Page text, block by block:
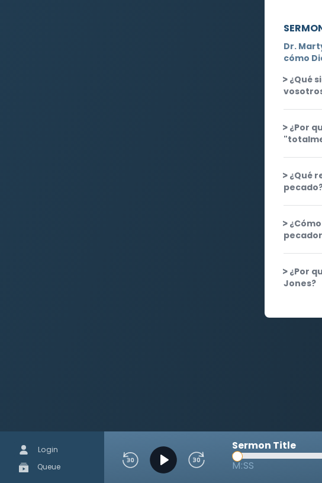
Dr.
cómo
¿Qué
¿Por
¿Qué
¿Por
Jones?
Sermon Title
M:SS
Login
Queue